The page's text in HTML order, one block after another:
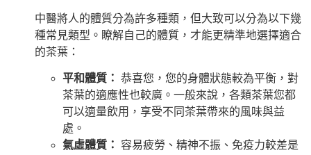
中醫將人的體質分為許多種類，但大致可以分為以下幾
種常見類型。瞭解自己的體質，才能更精準地選擇適合
的茶葉：
平和體質： 恭喜您，您的身體狀態較為平衡，對
茶葉的適應性也較廣。一般來說，各類茶葉您都
可以適量飲用，享受不同茶葉帶來的風味與益
處。
氣虛體質：
容易疲勞、精神不振、免疫力較差是